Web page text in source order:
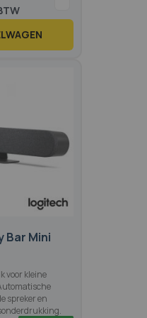
Bar Mini
voor kleine
spreker en